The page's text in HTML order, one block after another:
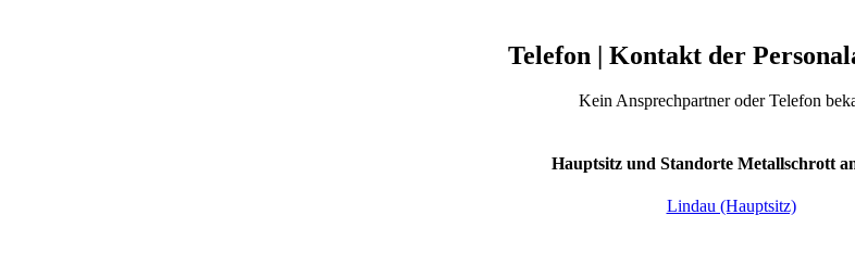
Telefon | Kontakt der
Kein Ansprechpartner oder Telefon
Hauptsitz und Standorte Metallschrott
Lindau (Hauptsitz)